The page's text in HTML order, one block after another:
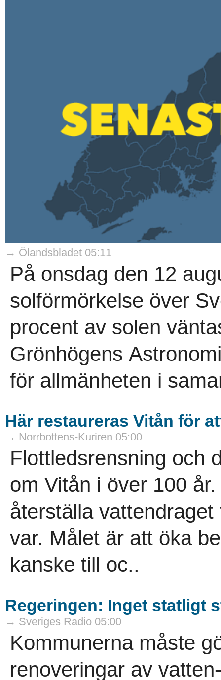
→ Ölandsbladet 05:11
På onsdag den 12
solförmörkelse över
procent av solen
Grönhögens
för allmänheten i
Här restaureras Vitån för
→ Norrbottens-Kuriren 05:00
Flottledsrensning och
om Vitån i över 100
återställa
var. Målet är att öka
kanske till oc..
Regeringen: Inget statligt
→ Sveriges Radio 05:00
Kommunerna måste
renoveringar av